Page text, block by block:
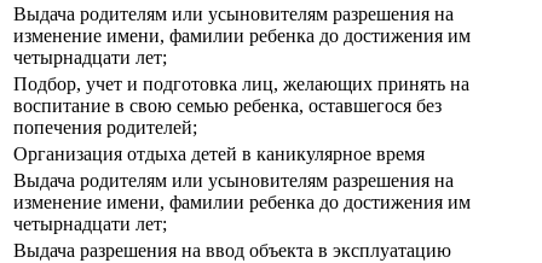
Выдача родителям или усыновителям разрешения на
изменение имени, фамилии ребенка до достижения им
четырнадцати лет;
Подбор, учет и подготовка лиц, желающих принять на
воспитание в свою семью ребенка, оставшегося без
попечения родителей;
Организация отдыха детей в каникулярное время
Выдача родителям или усыновителям разрешения на
изменение имени, фамилии ребенка до достижения им
четырнадцати лет;
Выдача разрешения на ввод объекта в эксплуатацию